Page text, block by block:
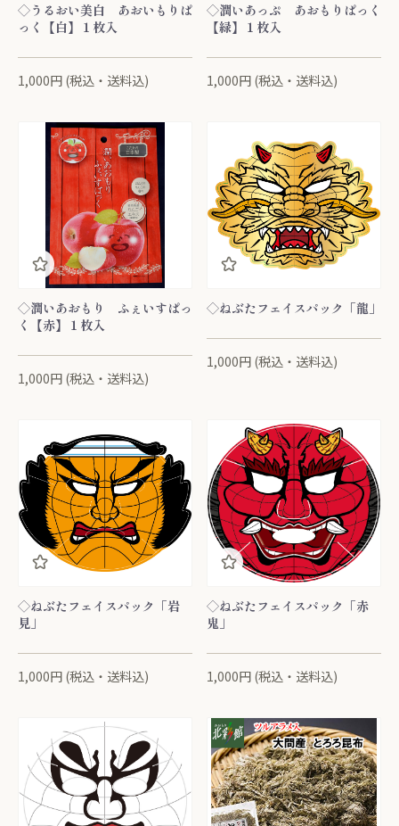
◇うるおい美白 あおいもりぱ
っく【白】１枚入
1,000円 (税込・送料込)
◇潤いあっぷ あおもりぱっく
【緑】１枚入
1,000円 (税込・送料込)
◇潤いあおもり ふぇいすぱっ
く【赤】１枚入
1,000円 (税込・送料込)
◇ねぶたフェイスパック「龍」
1,000円 (税込・送料込)
◇ねぶたフェイスパック「岩
見」
1,000円 (税込・送料込)
◇ねぶたフェイスパック「赤
鬼」
1,000円 (税込・送料込)